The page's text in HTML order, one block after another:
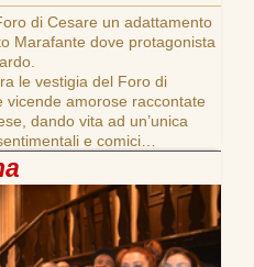
di Cesare un adattamento
Marafante dove protagonista
le vestigia del Foro di
amorose raccontate
dando vita ad un’unica
e comici…